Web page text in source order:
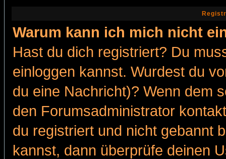
Warum kann ich mich nicht
Hast du dich registriert? Du
einloggen kannst. Wurdest du
du eine Nachricht)? Wenn dem
den Forumsadministrator
du registriert und nicht gebannt
kannst, dann überprüfe deinen